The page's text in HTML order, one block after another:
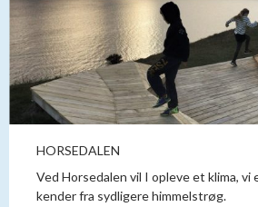
HORSEDALEN
Ved Horsedalen vil I opleve et klima, vi
kender fra sydligere himmelstrøg.